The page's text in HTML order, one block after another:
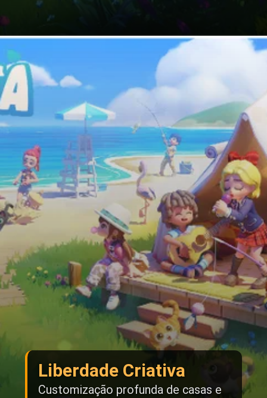
Liberdade Criativa
Customização profunda de casas e